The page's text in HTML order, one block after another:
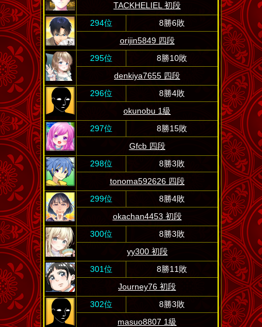
TACKHELIEL 初段
294位
8勝6敗
orijin5849 四段
295位
8勝10敗
denkiya7655 四段
296位
8勝4敗
okunobu 1級
297位
8勝15敗
Gfcb 四段
298位
8勝3敗
tonoma592626 四段
299位
8勝4敗
okachan4453 初段
300位
8勝3敗
yy300 初段
301位
8勝11敗
Journey76 初段
302位
8勝3敗
masuo8807 1級